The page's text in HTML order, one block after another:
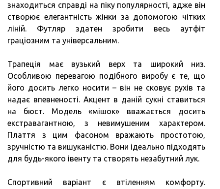
знаходиться справді на піку популярності, адже він
створює елегантність жінки за допомогою чітких
ліній. Футляр здатен зробити весь аутфіт
граціозним та універсальним.
Трапеція має вузький верх та широкий низ.
Особливою перевагою подібного виробу є те, що
його досить легко носити – він не сковує рухів та
надає впевненості. Акцент в даній сукні ставиться
на бюст. Модель «мішок» вважається досить
екстравагантною, з невимушеним характером.
Плаття з цим фасоном вражають простотою,
зручністю та вишуканістю. Вони ідеально підходять
для будь-якого івенту та створять незабутний лук.
Спортивний варіант є втіленням комфорту.